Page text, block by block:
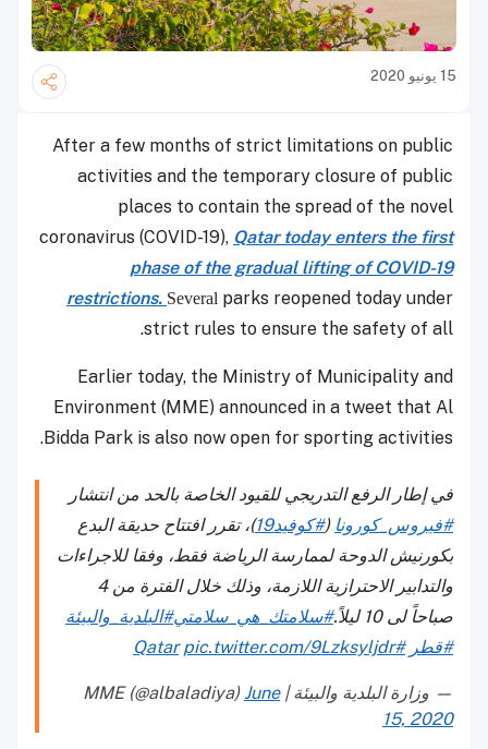
15 يونيو 2020
After a few months of strict limitations on public
activities and the temporary closure of public
places to contain the spread of the novel
coronavirus (COVID-19), Qatar today enters the first
phase of the gradual lifting of COVID-19
restrictions. Several parks reopened today under
strict rules to ensure the safety of all.
Earlier today, the Ministry of Municipality and
Environment (MME) announced in a tweet that Al
Bidda Park is also now open for sporting activities.
في إطار الرفع التدريجي للقيود الخاصة بالحد من انتشار
#فيروس_كورونا (#كوفيد19
)، تقرر افتتاح حديقة البدع
بكورنيش الدوحة لممارسة الرياضة فقط، وفقا للاجراءات
والتدابير الاحترازية اللازمة، وذلك خلال الفترة من 4
صباحاً لى 10 ليلاً.
#سلامتك_هي_سلامتي#البلدية_والبيئة
#قطر #Qatar
pic.twitter.com/9Lzksyljdr
— وزارة البلدية والبيئة | MME (@albaladiya)June
15, 2020